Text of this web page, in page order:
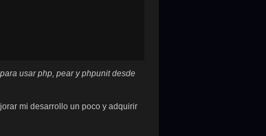
usar php, pear y phpunit desde
mi desarrollo un poco y adquirir